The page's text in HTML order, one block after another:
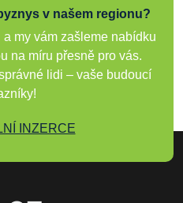
v našem regionu?
my vám zašleme nabídku
na míru přesně pro vás.
lidi – vaše budoucí
INZERCE